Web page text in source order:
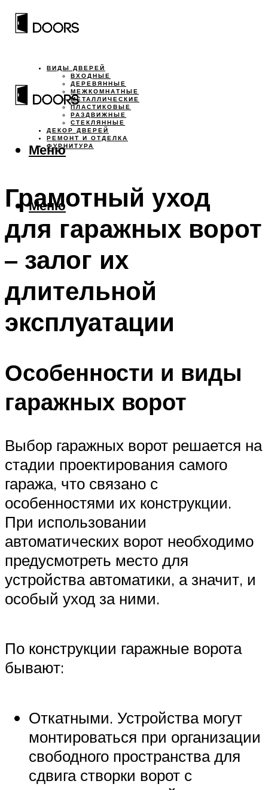
ВИДЫ ДВЕРЕЙ
ВХОДНЫЕ
ДЕРЕВЯННЫЕ
МЕЖКОМНАТНЫЕ
МЕТАЛЛИЧЕСКИЕ
ПЛАСТИКОВЫЕ
РАЗДВИЖНЫЕ
СТЕКЛЯННЫЕ
ДЕКОР ДВЕРЕЙ
РЕМОНТ И ОТДЕЛКА
ФУРНИТУРА
Меню
Меню
Грамотный уход
для гаражных ворот
– залог их
длительной
эксплуатации
Особенности и виды
гаражных ворот
Выбор гаражных ворот решается на
стадии проектирования самого
гаража, что связано с
особенностями их конструкции.
При использовании
автоматических ворот необходимо
предусмотреть место для
устройства автоматики, а значит, и
особый уход за ними.
По конструкции гаражные ворота
бывают:
Откатными. Устройства могут
монтироваться при организации
свободного пространства для
сдвига створки ворот с